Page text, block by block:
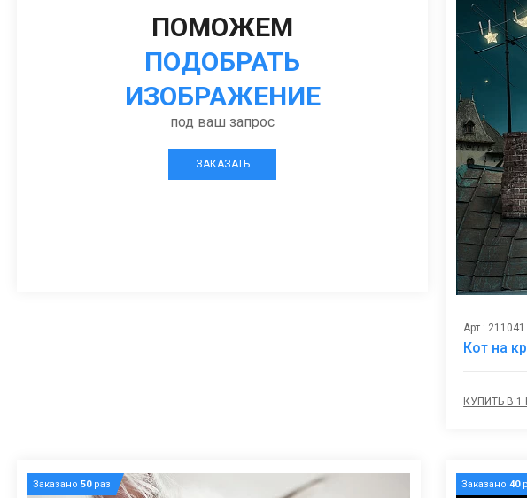
ПОМОЖЕМ
ПОДОБРАТЬ
ИЗОБРАЖЕНИЕ
под ваш запрос
ЗАКАЗАТЬ
Арт.: 211041
Кот на
КУПИТЬ В 1
Заказано 50раз Заказано40